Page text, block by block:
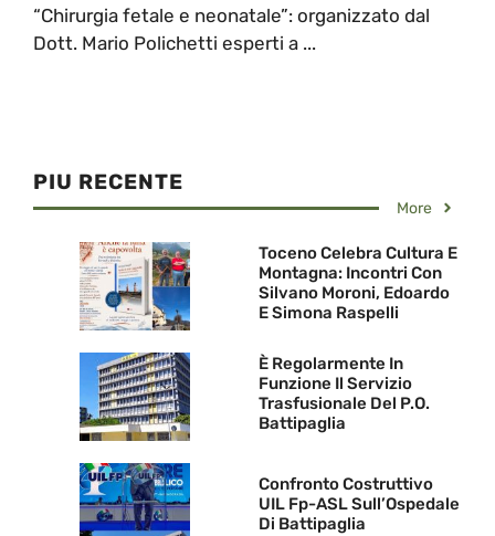
“Chirurgia fetale e neonatale”: organizzato dal
Dott. Mario Polichetti esperti a ...
PIU RECENTE
More
Toceno Celebra Cultura E
Montagna: Incontri Con
Silvano Moroni, Edoardo
E Simona Raspelli
È Regolarmente In
Funzione Il Servizio
Trasfusionale Del P.O.
Battipaglia
Confronto Costruttivo
UIL Fp-ASL Sull’Ospedale
Di Battipaglia